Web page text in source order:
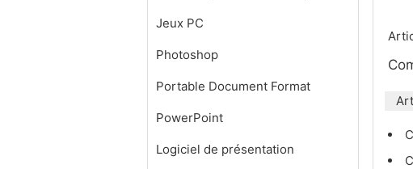
Jeux PC
Photoshop
Portable Document Format
PowerPoint
Logiciel de présentation